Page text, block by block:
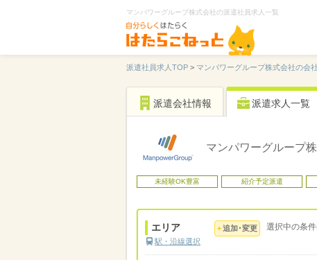
マンパワーグループ株式会社の派遣社員求人一覧
派遣社員求人TOP > マンパワーグループ株式会社の会
派遣会社情報 派遣求人一覧
マンパワーグループ
未経験OK豊富 紹介予定派遣
エリア
駅・沿線選択
追加･変更 選択中の条